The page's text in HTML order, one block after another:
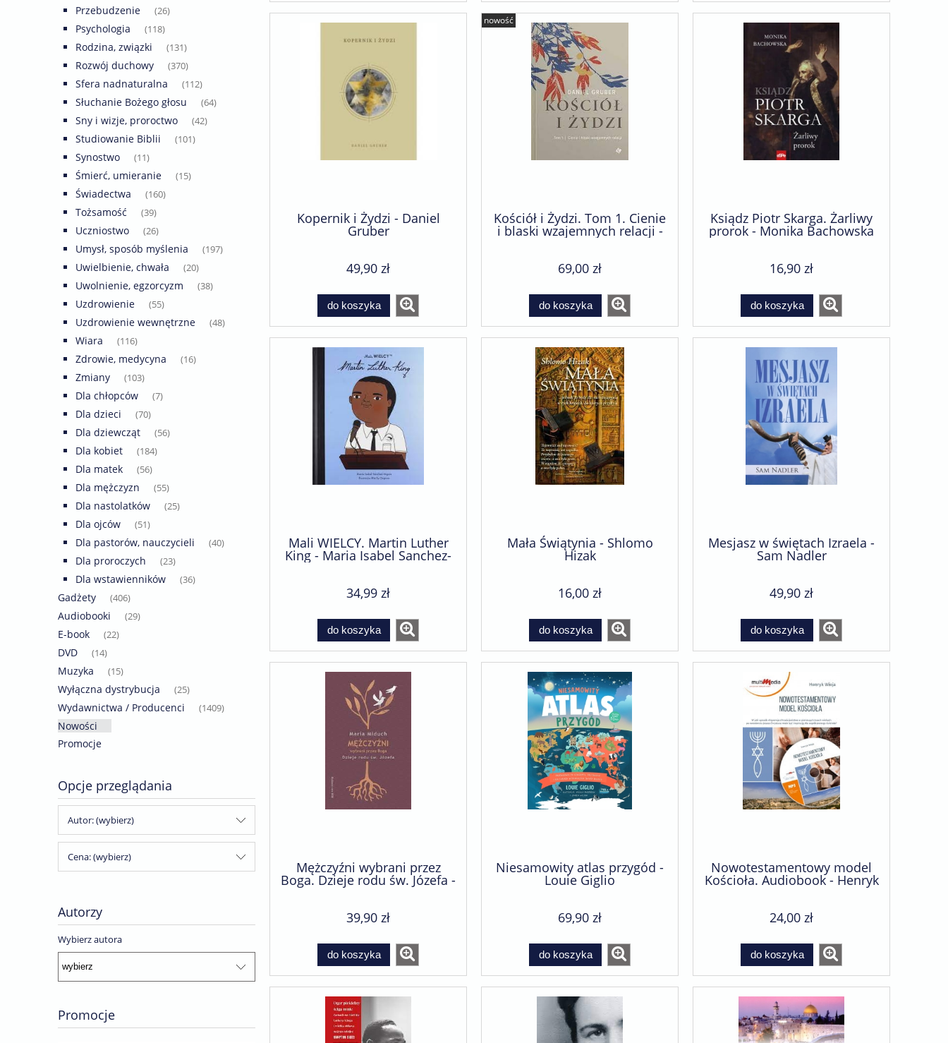
Przebudzenie (26)
Psychologia (118)
Rodzina, związki (131)
Rozwój duchowy (370)
Sfera nadnaturalna (112)
Słuchanie Bożego głosu (64)
Sny i wizje, proroctwo (42)
Studiowanie Biblii (101)
Synostwo (11)
Śmierć, umieranie (15)
Świadectwa (160)
Tożsamość (39)
Uczniostwo (26)
Umysł, sposób myślenia (197)
Uwielbienie, chwała (20)
Uwolnienie, egzorcyzm (38)
Uzdrowienie (55)
Uzdrowienie wewnętrzne (48)
Wiara (116)
Zdrowie, medycyna (16)
Zmiany (103)
Dla chłopców (7)
Dla dzieci (70)
Dla dziewcząt (56)
Dla kobiet (184)
Dla matek (56)
Dla mężczyzn (55)
Dla nastolatków (25)
Dla ojców (51)
Dla pastorów, nauczycieli (40)
Dla proroczych (23)
Dla wstawienników (36)
Gadżety (406)
Audiobooki (29)
E-book (22)
DVD (14)
Muzyka (15)
Wyłączna dystrybucja (25)
Wydawnictwa / Producenci (1409)
Nowości
Promocje
Opcje przeglądania
Autor: (wybierz)
Cena: (wybierz)
Autorzy
Wybierz autora
Promocje
Kopernik i Żydzi - Daniel
Gruber
49,90 zł
do koszyka
Kościół i Żydzi. Tom 1. Cienie
i blaski wzajemnych relacji -
Daniel Gruber
69,00 zł
do koszyka
nowość
Ksiądz Piotr Skarga. Żarliwy
prorok - Monika Bachowska
16,90 zł
do koszyka
Mali WIELCY. Martin Luther
King - Maria Isabel Sanchez-
34,99 zł
do koszyka
Mała Świątynia - Shlomo
Hizak
16,00 zł
do koszyka
Mesjasz w świętach Izraela -
Sam Nadler
49,90 zł
do koszyka
Mężczyźni wybrani przez
Boga. Dzieje rodu św. Józefa -
Maria Miduch
39,90 zł
do koszyka
Niesamowity atlas przygód -
Louie Giglio
69,90 zł
do koszyka
Nowotestamentowy model
Kościoła. Audiobook - Henryk
24,00 zł
do koszyka